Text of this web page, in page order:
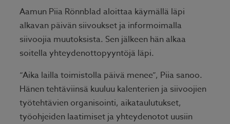
Aamun Piia Rönnblad aloittaa käymällä läpi
alkavan päivän siivoukset ja informoimalla
siivoojia muutoksista. Sen jälkeen hän alkaa
soitella yhteydenottopyyntöjä läpi.
“Aika lailla toimistolla päivä menee”, Piia sanoo.
Hänen tehtäviinsä kuuluu kalenterien ja siivoojien
työtehtävien organisointi, aikataulutukset,
työohjeiden laatimiset ja yhteydenotot uusiin